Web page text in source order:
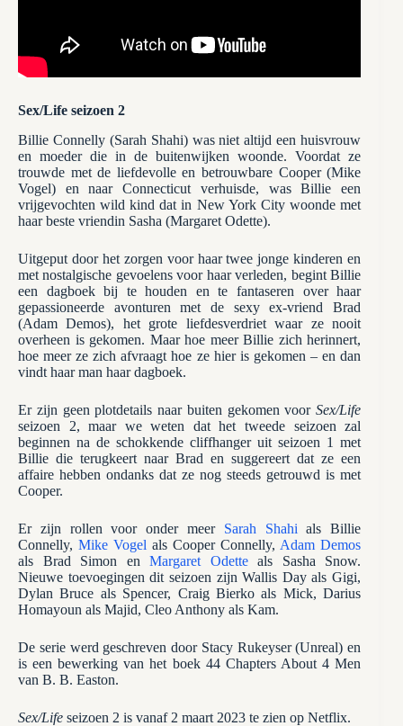
Sex/Life seizoen 2
Billie Connelly (Sarah Shahi) was niet altijd een huisvrouw
en moeder die in de buitenwijken woonde. Voordat ze
trouwde met de liefdevolle en betrouwbare Cooper (Mike
Vogel) en naar Connecticut verhuisde, was Billie een
vrijgevochten wild kind dat in New York City woonde met
haar beste vriendin Sasha (Margaret Odette).
Uitgeput door het zorgen voor haar twee jonge kinderen en
met nostalgische gevoelens voor haar verleden, begint Billie
een dagboek bij te houden en te fantaseren over haar
gepassioneerde avonturen met de sexy ex-vriend Brad
(Adam Demos), het grote liefdesverdriet waar ze nooit
overheen is gekomen. Maar hoe meer Billie zich herinnert,
hoe meer ze zich afvraagt ​​hoe ze hier is gekomen – en dan
vindt haar man haar dagboek.
Er zijn geen plotdetails naar buiten gekomen voorSex/Life
seizoen 2, maar we weten dat het tweede seizoen zal
beginnen na de schokkende cliffhanger uit seizoen 1 met
Billie die terugkeert naar Brad en suggereert dat ze een
affaire hebben ondanks dat ze nog steeds getrouwd is met
Cooper.
Er zijn rollen voor onder meer Sarah Shahi als Billie
Connelly,Mike Vogel als Cooper Connelly, Adam Demos
als Brad Simon enMargaret Odetteals Sasha Snow.
Nieuwe toevoegingen dit seizoen zijn Wallis Day als Gigi,
Dylan Bruce als Spencer, Craig Bierko als Mick, Darius
Homayoun als Majid, Cleo Anthony als Kam.
De serie werd geschreven door Stacy Rukeyser (Unreal) en
is een bewerking van het boek 44 Chapters About 4 Men
van B. B. Easton.
Sex/Life seizoen 2 is vanaf 2 maart 2023 te zien op Netflix.